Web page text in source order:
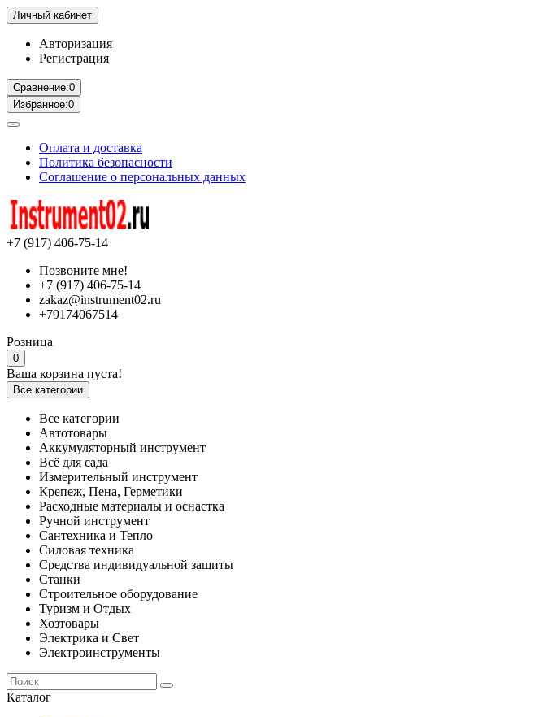
Личный кабинет
Авторизация
Регистрация
Сравнение:0
Избранное:0
Оплата и доставка
Политика безопасности
Соглашение о персональных данных
+7 (917) 406-75-14
Позвоните мне!
+7 (917) 406-75-14
zakaz@instrument02.ru
+79174067514
Розница
0
Ваша корзина пуста!
Все категории
Все категории
Автотовары
Аккумуляторный инструмент
Всё для сада
Измерительный инструмент
Крепеж, Пена, Герметики
Расходные материалы и оснастка
Ручной инструмент
Сантехника и Тепло
Силовая техника
Средства индивидуальной защиты
Станки
Строительное оборудование
Туризм и Отдых
Хозтовары
Электрика и Свет
Электроинструменты
Каталог